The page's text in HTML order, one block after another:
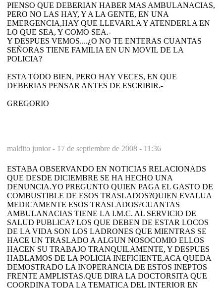
PIENSO QUE DEBERIAN HABER MAS AMBULANACIAS,
PERO NO LAS HAY, Y A LA GENTE, EN UNA
EMERGENCIA,HAY QUE LLEVARLA Y ATENDERLA EN
LO QUE SEA, Y COMO SEA.-
Y DESPUES VEMOS....¿O NO TE ENTERAS CUANTAS
SEÑORAS TIENE FAMILIA EN UN MOVIL DE LA
POLICIA?
ESTA TODO BIEN, PERO HAY VECES, EN QUE
DEBERIAS PENSAR ANTES DE ESCRIBIR.-
GREGORIO
maldito junior - 17 de septiembre de 2008 - 11:36
ESTABA OBSERVANDO EN NOTICIAS RELACIONADS
QUE DESDE DICIEMBRE SE HA HECHO UNA
DENUNCIA.YO PREGUNTO QUIEN PAGA EL GASTO DE
COMBUSTIBLE DE ESOS TRASLADOS?QUIEN EVALUA
MEDICAMENTE ESOS TRASLADOS?CUANTAS
AMBULANACIAS TIENE LA I.M.C. AL SERVICIO DE
SALUD PUBLICA? LOS QUE DEBEN DE ESTAR LOCOS
DE LA VIDA SON LOS LADRONES QUE MIENTRAS SE
HACE UN TRASLADO A ALGUN NOSOCOMIO ELLOS
HACEN SU TRABAJO TRANQUILAMENTE, Y DESPUES
HABLAMOS DE LA POLICIA INEFICIENTE,ACA QUEDA
DEMOSTRADO LA INOPERANCIA DE ESTOS INEPTOS
FRENTE AMPLISTAS.QUE DIRA LA DOCTORSITA QUE
COORDINA TODA LA TEMATICA DEL INTERIOR EN